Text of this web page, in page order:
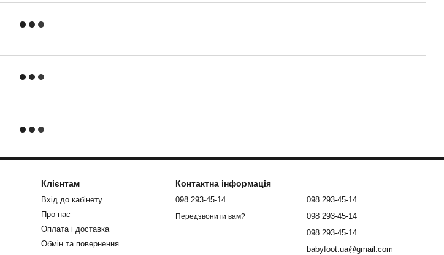
Клієнтам
Вхід до кабінету
Про нас
Оплата і доставка
Обмін та повернення
Контактна інформація
098 293-45-14
Передзвонити вам?
098 293-45-14
098 293-45-14
098 293-45-14
babyfoot.ua@gmail.com